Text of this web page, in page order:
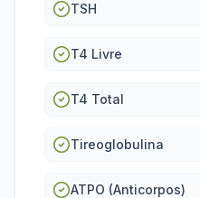
TSH
T4 Livre
T4 Total
Tireoglobulina
ATPO (Anticorpos)